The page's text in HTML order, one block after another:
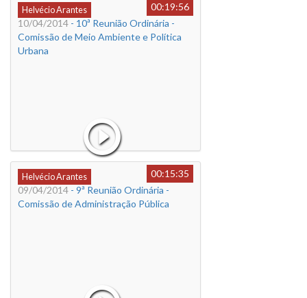
Helvécio Arantes
00:19:56
10/04/2014 - 10ª Reunião Ordinária -
Comissão de Meio Ambiente e Política
Urbana
Helvécio Arantes
00:15:35
09/04/2014 - 9ª Reunião Ordinária -
Comissão de Administração Pública